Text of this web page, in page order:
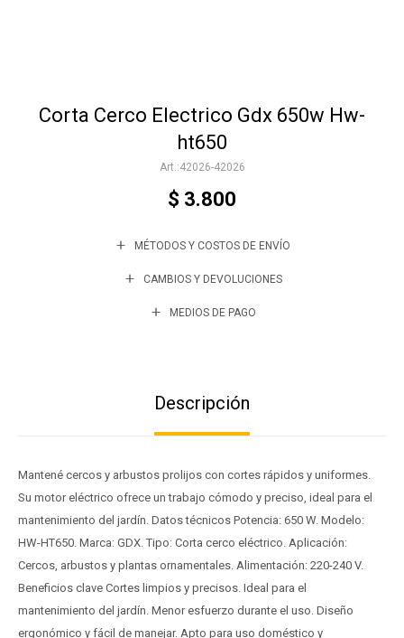
Corta Cerco Electrico Gdx 650w Hw-
ht650
42026-42026
$ 3.800
MÉTODOS Y COSTOS DE ENVÍO
CAMBIOS Y DEVOLUCIONES
MEDIOS DE PAGO
Descripción
Mantené cercos y arbustos prolijos con cortes rápidos y uniformes.
Su motor eléctrico ofrece un trabajo cómodo y preciso, ideal para el
mantenimiento del jardín. Datos técnicos Potencia: 650 W. Modelo:
HW-HT650. Marca: GDX. Tipo: Corta cerco eléctrico. Aplicación:
Cercos, arbustos y plantas ornamentales. Alimentación: 220-240 V.
Beneficios clave Cortes limpios y precisos. Ideal para el
mantenimiento del jardín. Menor esfuerzo durante el uso. Diseño
ergonómico y fácil de manejar. Apto para uso doméstico y
Varios
Trabaja con nosotros